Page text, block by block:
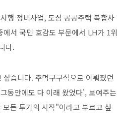
행 정비사업, 도심 공공주택 복합사
서 국민 호감도 부문에서 LH가 1위
다.
습니다. 주먹구구식으로 이뤄졌던
동안에도 다 이래 왔었다', 보여주는
든 투기의 시작"이라고 부르고 싶